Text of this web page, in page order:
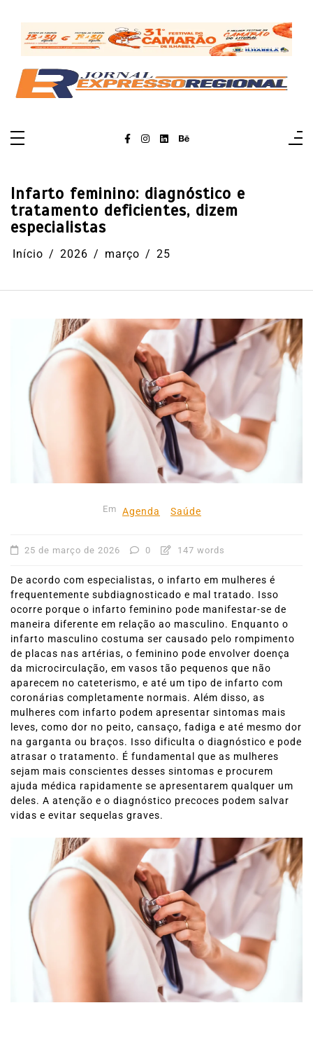
conteúdo
Infarto feminino: diagnóstico e
tratamento deficientes, dizem
especialistas
Início 2026 março 25
Em Agenda Saúde
25 de março de 2026 0 147 words
De acordo com especialistas, o infarto em mulheres é
frequentemente subdiagnosticado e mal tratado. Isso
ocorre porque o infarto feminino pode manifestar-se de
maneira diferente em relação ao masculino. Enquanto o
infarto masculino costuma ser causado pelo rompimento
de placas nas artérias, o feminino pode envolver doença
da microcirculação, em vasos tão pequenos que não
aparecem no cateterismo, e até um tipo de infarto com
coronárias completamente normais. Além disso, as
mulheres com infarto podem apresentar sintomas mais
leves, como dor no peito, cansaço, fadiga e até mesmo dor
na garganta ou braços. Isso dificulta o diagnóstico e pode
atrasar o tratamento. É fundamental que as mulheres
sejam mais conscientes desses sintomas e procurem
ajuda médica rapidamente se apresentarem qualquer um
deles. A atenção e o diagnóstico precoces podem salvar
vidas e evitar sequelas graves.